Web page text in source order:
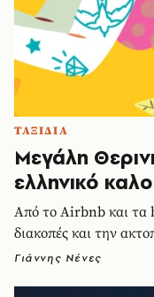
ΤΑΞΙΔΙΑ
Μεγάλη
ελληνικό
Από το Airbnb και τα
διακοπές και την
Γιάννης Νένες